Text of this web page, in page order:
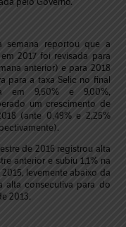
semana reportou que a
2017 foi revisada para
anterior) e para 2018
para a taxa Selic no final
em 9,50% e 9,00%,
um crescimento de
(ante 0,49% e 2,25%
de 2016 registrou alta
anterior e subiu 1,1% na
levemente abaixo da
alta consecutiva para do
2013.